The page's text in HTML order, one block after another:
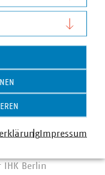
bei
will. Für Berlin
zu einer
zu
IHK Berlin
Impressum